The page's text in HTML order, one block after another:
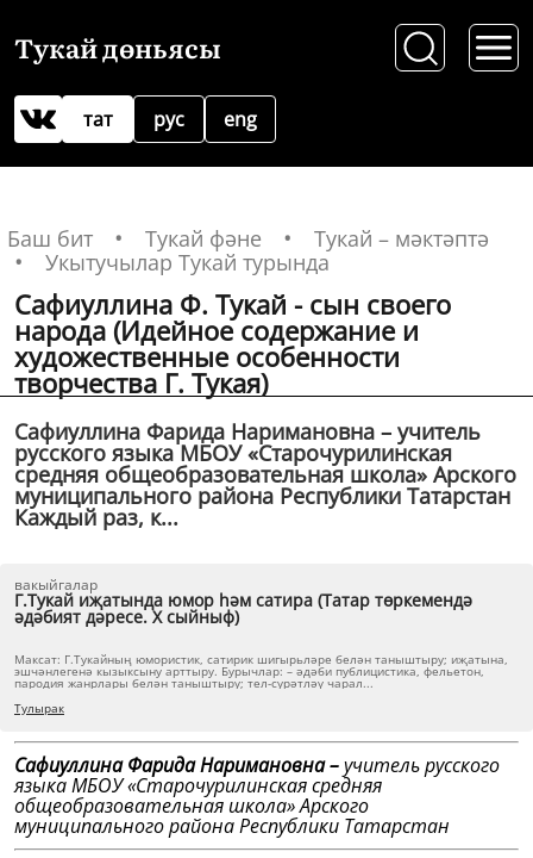
Тукай дөньясы
рус
тат eng
Баш бит Тукай фәне
Тукай – мәктәптә
Укытучылар Тукай турында
Сафиуллина Ф. Тукай - сын своего
народа (Идейное содержание и
художественные особенности
творчества Г. Тукая)
Сафиуллина Фарида Наримановна – учитель
русского языка МБОУ «Старочурилинская
средняя общеобразовательная школа» Арского
муниципального района Республики Татарстан
Каждый раз, к...
вакыйгалар
Г.Тукай иҗатында юмор һәм сатира (Татар төркемендә
әдәбият дәресе. X сыйныф)
Максат: Г.Тукайның юмористик, сатирик шигырьләре белән таныштыру; иҗатына,
эшчәнлегенә кызыксыну арттыру. Бурычлар: – әдәби публицистика, фельетон,
пародия жанрлары белән таныштыру; тел-сурәтләү чарал...
Тулырак
Сафиуллина Фарида Наримановна –учитель русского
языка МБОУ «Старочурилинская средняя
общеобразовательная школа» Арского
муниципального района Республики Татарстан